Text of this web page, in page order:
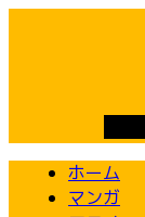
ホーム
マンガ